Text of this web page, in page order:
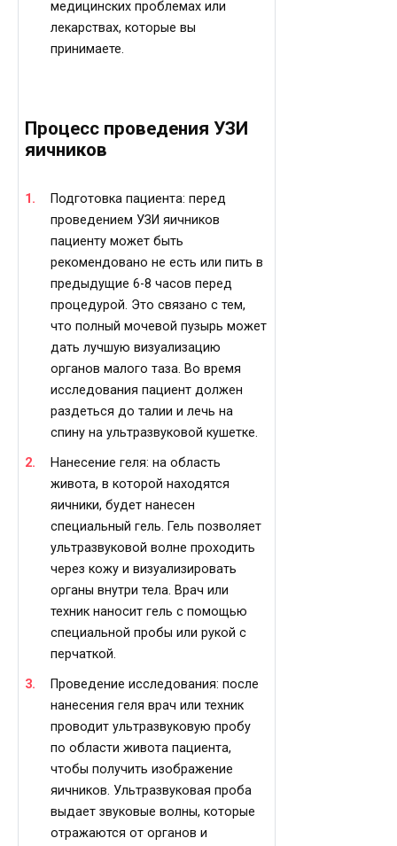
медицинских проблемах или
лекарствах, которые вы
принимаете.
Процесс проведения УЗИ
яичников
Подготовка пациента: перед
проведением УЗИ яичников
пациенту может быть
рекомендовано не есть или пить в
предыдущие 6-8 часов перед
процедурой. Это связано с тем,
что полный мочевой пузырь может
дать лучшую визуализацию
органов малого таза. Во время
исследования пациент должен
раздеться до талии и лечь на
спину на ультразвуковой кушетке.
Нанесение геля: на область
живота, в которой находятся
яичники, будет нанесен
специальный гель. Гель позволяет
ультразвуковой волне проходить
через кожу и визуализировать
органы внутри тела. Врач или
техник наносит гель с помощью
специальной пробы или рукой с
перчаткой.
Проведение исследования: после
нанесения геля врач или техник
проводит ультразвуковую пробу
по области живота пациента,
чтобы получить изображение
яичников. Ультразвуковая проба
выдает звуковые волны, которые
отражаются от органов и